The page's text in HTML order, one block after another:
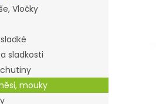
Vločky
sladkosti
mouky